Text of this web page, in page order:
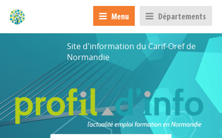
Menu Départements
Site d'information du Carif-Oref de
Normandie